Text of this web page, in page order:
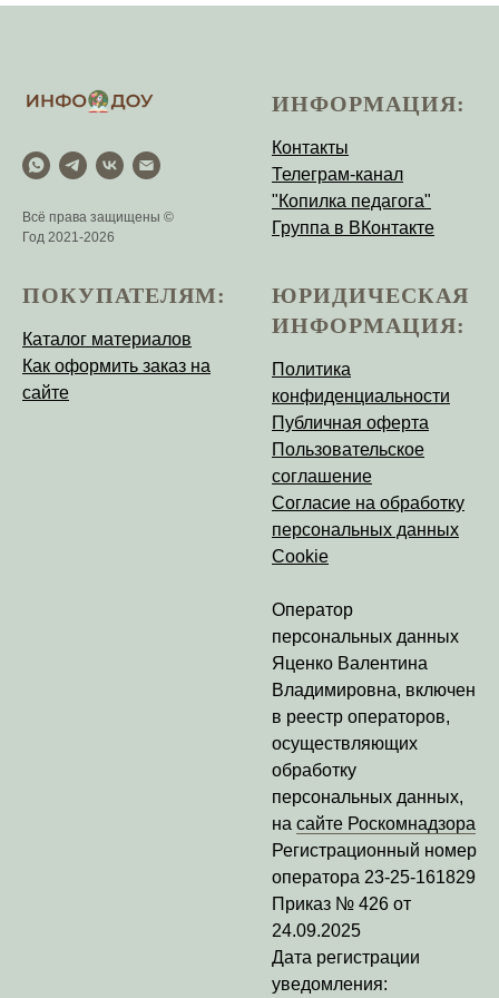
Всё права защищены ©
Год 2021-2026
ИНФОРМАЦИЯ:
Контакты
Телеграм-канал
"Копилка педагога"
Группа в ВКонтакте
ПОКУПАТЕЛЯМ:
Каталог материалов
Как оформить заказ на
сайте
ЮРИДИЧЕСКАЯ
ИНФОРМАЦИЯ:
Политика
конфиденциальности
Публичная оферта
Пользовательское
соглашение
Согласие на обработку
персональных данных
Cookie
Оператор
персональных данных
Яценко Валентина
Владимировна, включен
в реестр операторов,
осуществляющих
обработку
персональных данных,
на сайте Роскомнадзора
Регистрационный номер
оператора 23-25-161829
Приказ № 426 от
24.09.2025
Дата регистрации
уведомления: